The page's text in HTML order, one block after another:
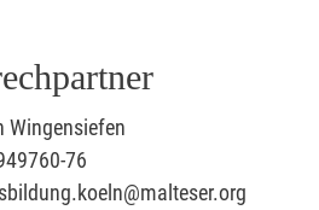
Wingensiefen
76